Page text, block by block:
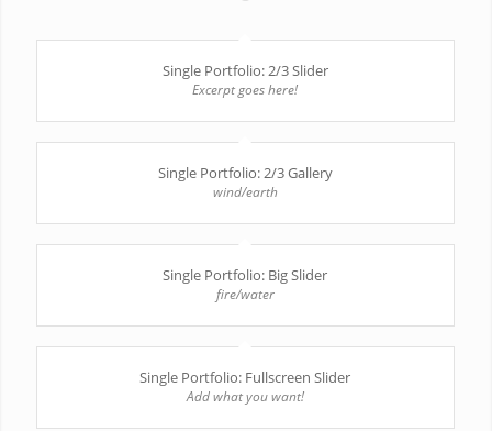
Single Portfolio: 2/3 Slider
Excerpt goes here!
Single Portfolio: 2/3 Gallery
wind/earth
Single Portfolio: Big Slider
fire/water
Single Portfolio: Fullscreen Slider
Add what you want!